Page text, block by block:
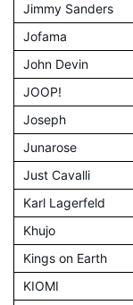
Jimmy Sanders
Jofama
John Devin
JOOP!
Joseph
Junarose
Just Cavalli
Karl Lagerfeld
Khujo
Kings on Earth
KIOMI